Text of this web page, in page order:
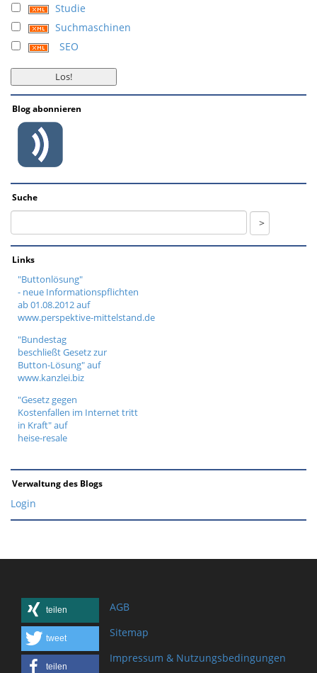
Studie
Suchmaschinen
SEO
Blog abonnieren
Suche
Links
"Buttonlösung"
- neue Informationspflichten
ab 01.08.2012 auf
www.perspektive-mittelstand.de
"Bundestag
beschließt Gesetz zur
Button-Lösung" auf
www.kanzlei.biz
"Gesetz gegen
Kostenfallen im Internet tritt
in Kraft" auf
heise-resale
Verwaltung des Blogs
Login
teilen
tweet
teilen
AGB
Sitemap
Impressum & Nutzungsbedingungen